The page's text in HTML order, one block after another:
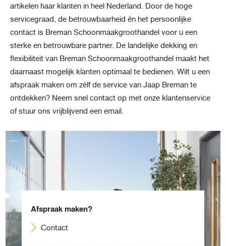
artikelen haar klanten in heel Nederland. Door de hoge
servicegraad, de betrouwbaarheid én het persoonlijke
contact is Breman Schoonmaakgroothandel voor u een
sterke en betrouwbare partner. De landelijke dekking en
flexibiliteit van Breman Schoonmaakgroothandel maakt het
daarnaast mogelijk klanten optimaal te bedienen. Wilt u een
afspraak maken om zélf de service van Jaap Breman te
ontdekken? Neem snel contact op met onze klantenservice
of stuur ons vrijblijvend een email.
Afspraak maken?
Contact